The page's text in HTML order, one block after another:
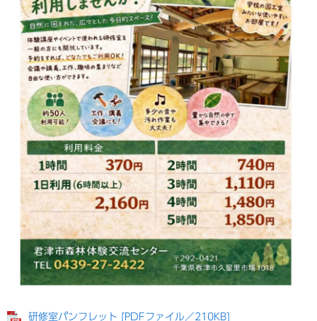
研修室パンフレット [PDFファイル／210KB]